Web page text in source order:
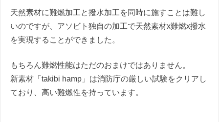
天然素材に難燃加工と撥水加工を同時に施すことは難し
いのですが、アソビト独自の加工で天然素材x難燃x撥水
を実現することができました。
もちろん難燃性能はただのおまけではありません。
新素材「takibi hamp」は消防庁の厳しい試験をクリアし
ており、高い難燃性を持っています。